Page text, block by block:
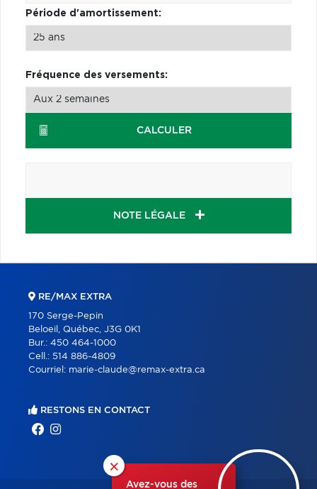
Période d'amortissement:
Fréquence des versements:
CALCULER
NOTE LÉGALE
×
Avez-vous des
RE/MAX EXTRA
170 Serge-Pepin
Beloeil, Québec, J3G 0K1
Bur.: 450 464-1000
Cell.: 514 886-4809
Courriel: marie-claude@remax-extra.ca
RESTONS EN CONTACT